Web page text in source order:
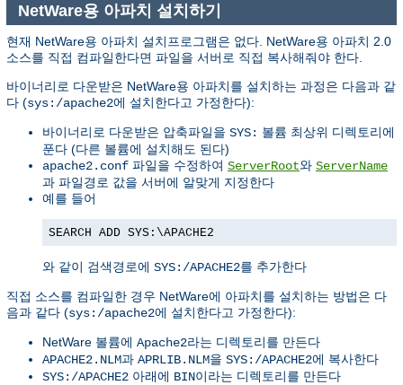
NetWare용 아파치 설치하기
현재 NetWare용 아파치 설치프로그램은 없다. NetWare용 아파치 2.0
소스를 직접 컴파일한다면 파일을 서버로 직접 복사해줘야 한다.
바이너리로 다운받은 NetWare용 아파치를 설치하는 과정은 다음과 같
다 (sys:/apache2에 설치한다고 가정한다):
바이너리로 다운받은 압축파일을 SYS: 볼륨 최상위 디렉토리에
푼다 (다른 볼륨에 설치해도 된다)
apache2.conf 파일을 수정하여 ServerRoot와 ServerName
과 파일경로 값을 서버에 알맞게 지정한다
예를 들어
SEARCH ADD SYS:\APACHE2
와 같이 검색경로에 SYS:/APACHE2를 추가한다
직접 소스를 컴파일한 경우 NetWare에 아파치를 설치하는 방법은 다
음과 같다 (sys:/apache2에 설치한다고 가정한다):
NetWare 볼륨에 Apache2라는 디렉토리를 만든다
APACHE2.NLM과 APRLIB.NLM을 SYS:/APACHE2에 복사한다
SYS:/APACHE2 아래에 BIN이라는 디렉토리를 만든다